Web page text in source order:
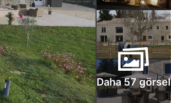
Daha 57 görsel